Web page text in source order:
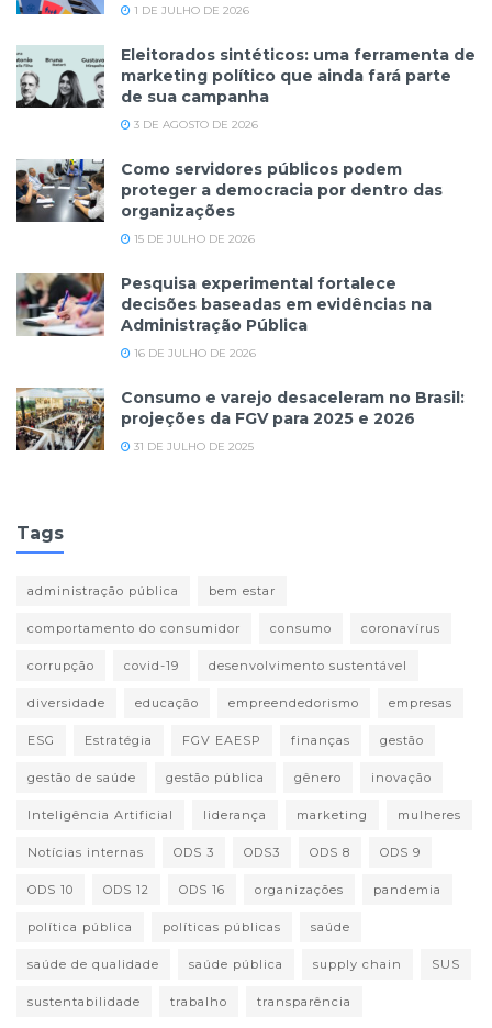
1 DE JULHO DE 2026
Eleitorados sintéticos: uma ferramenta de
marketing político que ainda fará parte
de sua campanha
3 DE AGOSTO DE 2026
Como servidores públicos podem
proteger a democracia por dentro das
organizações
15 DE JULHO DE 2026
Pesquisa experimental fortalece
decisões baseadas em evidências na
Administração Pública
16 DE JULHO DE 2026
Consumo e varejo desaceleram no Brasil:
projeções da FGV para 2025 e 2026
31 DE JULHO DE 2025
Tags
administração pública bem estar
comportamento do consumidor consumo coronavírus
corrupção covid-19 desenvolvimento sustentável
diversidade educação empreendedorismo empresas
ESG Estratégia FGV EAESP finanças gestão
gestão de saúde gestão pública gênero inovação
Inteligência Artificial liderança marketing mulheres
Notícias internas ODS 3 ODS3 ODS 8 ODS 9
ODS 10 ODS 12 ODS 16 organizações pandemia
política pública políticas públicas saúde
saúde de qualidade saúde pública supply chain SUS
sustentabilidade trabalho transparência